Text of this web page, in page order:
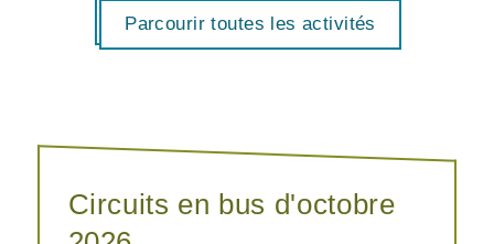
Parcourir toutes les activités
Circuits en bus d'octobre